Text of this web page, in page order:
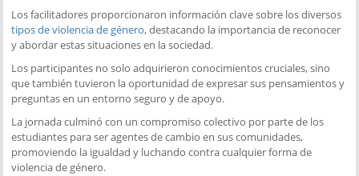
Los facilitadores proporcionaron información clave sobre los diversos
tipos de violencia de género, destacando la importancia de reconocer
y abordar estas situaciones en la sociedad.
Los participantes no solo adquirieron conocimientos cruciales, sino
que también tuvieron la oportunidad de expresar sus pensamientos y
preguntas en un entorno seguro y de apoyo.
La jornada culminó con un compromiso colectivo por parte de los
estudiantes para ser agentes de cambio en sus comunidades,
promoviendo la igualdad y luchando contra cualquier forma de
violencia de género.